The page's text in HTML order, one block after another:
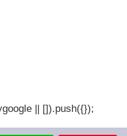
|| []).push({});